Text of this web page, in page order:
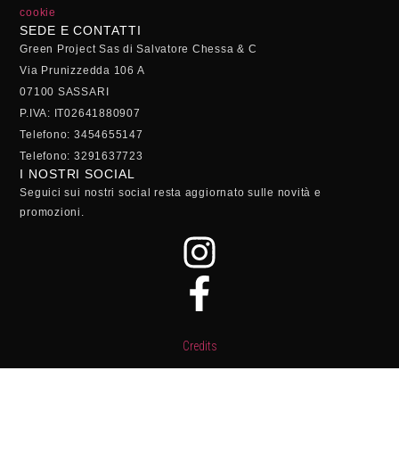
cookie
SEDE E CONTATTI
Green Project Sas di Salvatore Chessa & C
Via Prunizzedda 106 A
07100 SASSARI
P.IVA: IT02641880907
Telefono: 3454655147
Telefono: 3291637723
I NOSTRI SOCIAL
Seguici sui nostri social resta aggiornato sulle novità e
promozioni.
Credits